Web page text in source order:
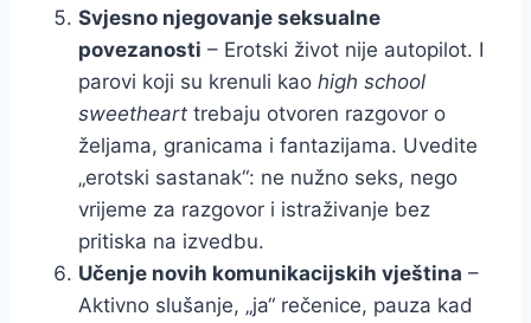
Svjesno njegovanje seksualne
povezanosti – Erotski život nije autopilot. I
parovi koji su krenuli kao high school
sweetheart trebaju otvoren razgovor o
željama, granicama i fantazijama. Uvedite
„erotski sastanak“: ne nužno seks, nego
vrijeme za razgovor i istraživanje bez
pritiska na izvedbu.
Učenje novih komunikacijskih vještina –
Aktivno slušanje, „ja“ rečenice, pauza kad